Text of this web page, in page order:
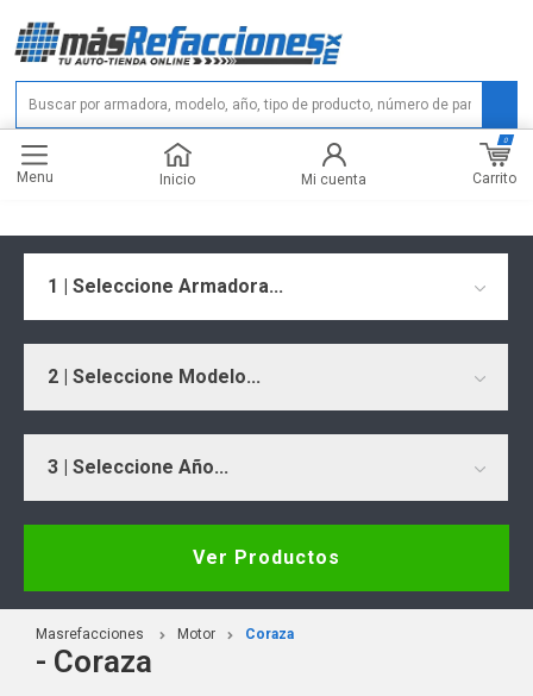
Menu Inicio Mi cuenta Carrito
0
1 | Seleccione Armadora...
2 | Seleccione Modelo...
3 | Seleccione Año...
Ver Productos
Masrefacciones Motor Coraza
- Coraza